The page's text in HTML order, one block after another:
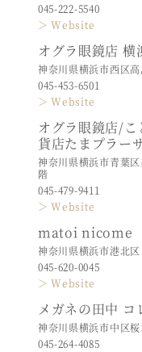
045-222-5540
＞ Website
オグラ眼鏡店 横
神奈川県横浜市西区
045-453-6501
＞ Website
オグラ眼鏡店/
貨店たまプラー
神奈川県横浜市青葉
階
045-479-9411
＞ Website
matoi nicome
神奈川県横浜市港北
045-620-0045
＞ Website
メガネの田中 コ
神奈川県横浜市中区
045-264-4085